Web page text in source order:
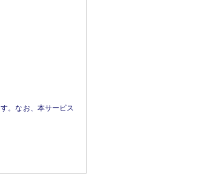
のとします。
人情報保護法その他
、本人の同意を得る
。なお、本サービス